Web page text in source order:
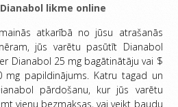
likme online
mainās atkarībā no jūsu atrašanās
jūs varētu pasūtīt Dianabol
Dianabol 25 mg bagātinātāju vai $
papildinājums. Katru tagad un
pārdošanu, kur jūs varētu
vienu bezmaksas, vai veikt baudu